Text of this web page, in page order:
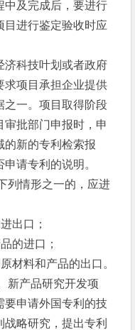
中及完成后，要进行
目进行鉴定验收时应
济科技叶划或者政府
求项目承担企业提供
之一。项目取得阶段
批部门申报时，申
的新的专利检索报
请专利的说明。
列情形之一的，应进
出口；
的进口；
材料和产品的出口。
新产品研究开发项
要申请外国专利的技
略研究，提出专利